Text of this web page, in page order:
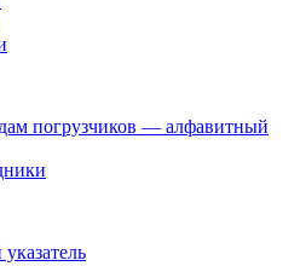
погрузчиков — алфавитный